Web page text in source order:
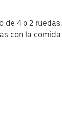
4 o 2
con la